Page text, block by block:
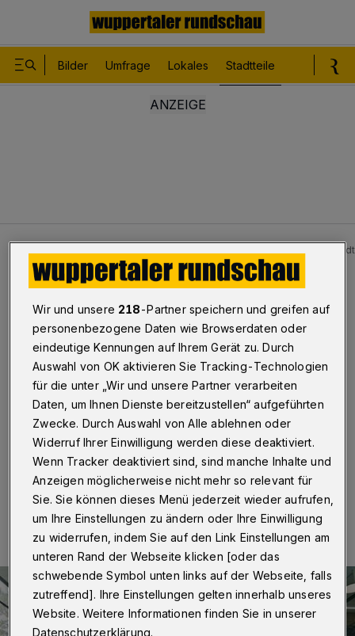
Bilder Umfrage Lokales Stadtteile
Wuppertaler
Stadtbad Uellendahl drei Tage
zu
Wuppertal · Das Stadtbad Uellendahl bleibt von
Dienstag bis einschließlich Donnerstag (11. bis 13. Juni
2024) für den öffentlichen Badebetrieb geschlossen.
08.06.2024 , 12:00 Uhr Eine Minute Lesezeit
Wir und unsere 218-Partner speichern und greifen auf
personenbezogene Daten wie Browserdaten oder
eindeutige Kennungen auf Ihrem Gerät zu. Durch
Auswahl von OK aktivieren Sie Tracking-Technologien
für die unter „Wir und unsere Partner verarbeiten
Daten, um Ihnen Dienste bereitzustellen“ aufgeführten
Zwecke. Durch Auswahl von Alle ablehnen oder
Widerruf Ihrer Einwilligung werden diese deaktiviert.
Wenn Tracker deaktiviert sind, sind manche Inhalte und
Anzeigen möglicherweise nicht mehr so relevant für
Sie. Sie können dieses Menü jederzeit wieder aufrufen,
um Ihre Einstellungen zu ändern oder Ihre Einwilligung
zu widerrufen, indem Sie auf den Link Einstellungen am
unteren Rand der Webseite klicken [oder das
schwebende Symbol unten links auf der Webseite, falls
zutreffend]. Ihre Einstellungen gelten innerhalb unseres
Website. Weitere Informationen finden Sie in unserer
Datenschutzerklärung.